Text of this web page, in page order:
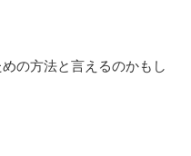
の方法と言えるのかもし